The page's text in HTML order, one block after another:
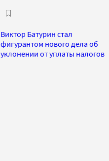
Виктор Батурин стал
фигурантом нового дела об
уклонении от уплаты налогов